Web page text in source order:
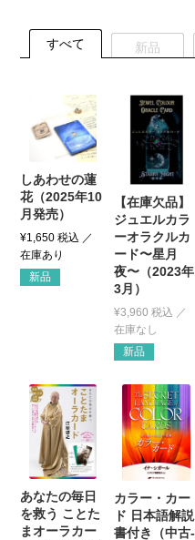
希少品
書籍
カード関連グッズ
すべて 新品
しあわせの蓮
花（2025年10
月発売）
¥1,650 税込
新品
【在庫欠品】
ジュエルカラ
ーオラクルカ
ード〜星月
夜〜（2023年
3月）
¥3,960 税込
新品
あなたの毎日
を救う ことた
まオーラカー
カラー・カー
ド 日本語解説
書付き（中古-